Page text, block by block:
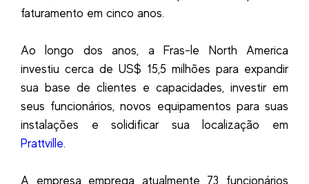
faturamento em cinco anos.
Ao longo dos anos, a Fras-le North America
investiu cerca de US$ 15,5 milhões para expandir
sua base de clientes e capacidades, investir em
seus funcionários, novos equipamentos para suas
instalações e solidificar sua localização em
Prattville.
A empresa emprega atualmente 73 funcionários